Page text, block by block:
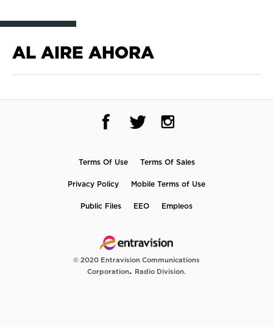
AL AIRE AHORA
Terms Of Use Terms Of Sales
Privacy Policy Mobile Terms of Use
Public Files EEO Empleos
© 2020 Entravision Communications
Corporation. Radio Division.